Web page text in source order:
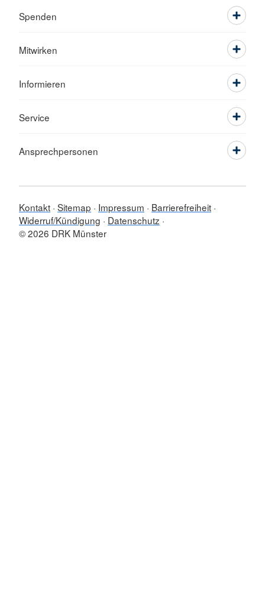
Spenden
Mitwirken
Informieren
Service
Ansprechpersonen
Kontakt Sitemap Impressum
Barrierefreiheit
Widerruf/Kündigung
Datenschutz
© 2026 DRK Münster